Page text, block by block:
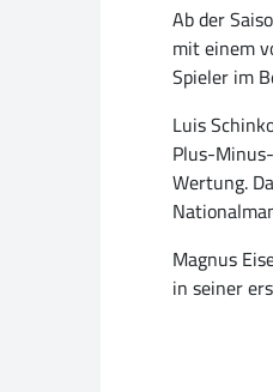
Ab der
mit einem
Spieler im
Luis
Plus-
Wertung.
Magnus
in seiner